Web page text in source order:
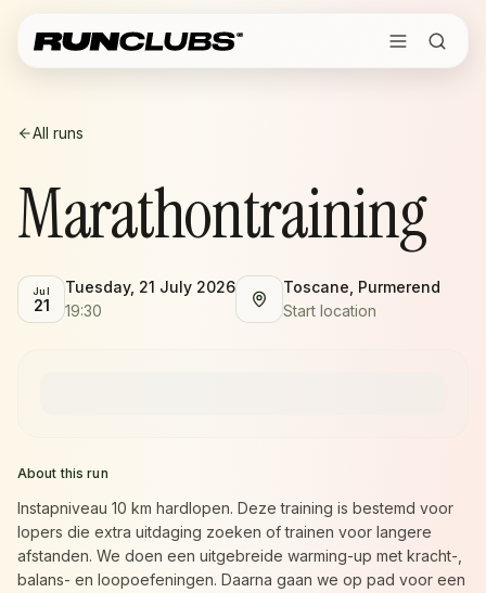
All runs
Marathontraining
Jul
21
Tuesday, 21 July 2026
19:30
Toscane, Purmerend
Start location
About this run
Instapniveau 10 km hardlopen. Deze training is bestemd voor
lopers die extra uitdaging zoeken of trainen voor langere
afstanden. We doen een uitgebreide warming-up met kracht-,
balans- en loopoefeningen. Daarna gaan we op pad voor een